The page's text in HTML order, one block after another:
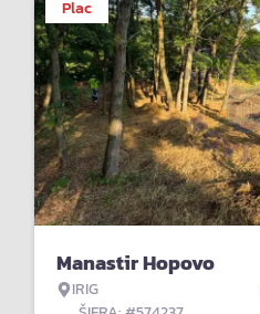
Plac
Manastir Hopovo
IRIG